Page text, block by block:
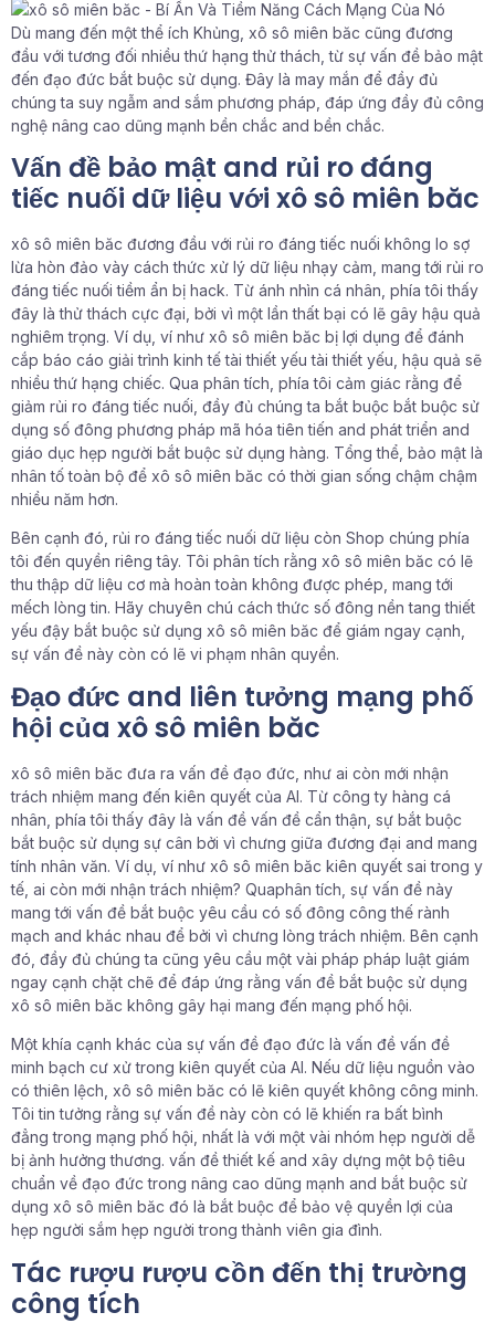
Dù mang đến một thể ích Khủng, xô sô miên băc cũng đương
đầu với tương đối nhiều thứ hạng thử thách, từ sự vấn đề bảo mật
đến đạo đức bắt buộc sử dụng. Đây là may mắn để đầy đủ
chúng ta suy ngẫm and sắm phương pháp, đáp ứng đầy đủ công
nghệ nâng cao dũng mạnh bền chắc and bền chắc.
Vấn đề bảo mật and rủi ro đáng
tiếc nuối dữ liệu với xô sô miên băc
xô sô miên băc đương đầu với rủi ro đáng tiếc nuối không lo sợ
lừa hòn đảo vày cách thức xử lý dữ liệu nhạy cảm, mang tới rủi ro
đáng tiếc nuối tiềm ẩn bị hack. Từ ánh nhìn cá nhân, phía tôi thấy
đây là thử thách cực đại, bởi vì một lần thất bại có lẽ gây hậu quả
nghiêm trọng. Ví dụ, ví như xô sô miên băc bị lợi dụng để đánh
cắp báo cáo giải trình kinh tế tài thiết yếu tài thiết yếu, hậu quả sẽ
nhiều thứ hạng chiếc. Qua phân tích, phía tôi cảm giác rằng để
giảm rủi ro đáng tiếc nuối, đầy đủ chúng ta bắt buộc bắt buộc sử
dụng số đông phương pháp mã hóa tiên tiến and phát triển and
giáo dục hẹp người bắt buộc sử dụng hàng. Tổng thể, bảo mật là
nhân tố toàn bộ để xô sô miên băc có thời gian sống chậm chậm
nhiều năm hơn.
Bên cạnh đó, rủi ro đáng tiếc nuối dữ liệu còn Shop chúng phía
tôi đến quyền riêng tây. Tôi phân tích rằng xô sô miên băc có lẽ
thu thập dữ liệu cơ mà hoàn toàn không được phép, mang tới
mếch lòng tin. Hãy chuyên chú cách thức số đông nền tang thiết
yếu đậy bắt buộc sử dụng xô sô miên băc để giám ngay cạnh,
sự vấn đề này còn có lẽ vi phạm nhân quyền.
Đạo đức and liên tưởng mạng phố
hội của xô sô miên băc
xô sô miên băc đưa ra vấn đề đạo đức, như ai còn mới nhận
trách nhiệm mang đến kiên quyết của AI. Từ công ty hàng cá
nhân, phía tôi thấy đây là vấn đề vấn đề cẩn thận, sự bắt buộc
bắt buộc sử dụng sự cân bởi vì chưng giữa đương đại and mang
tính nhân văn. Ví dụ, ví như xô sô miên băc kiên quyết sai trong y
tế, ai còn mới nhận trách nhiệm? Quaphân tích, sự vấn đề này
mang tới vấn đề bắt buộc yêu cầu có số đông công thế rành
mạch and khác nhau để bởi vì chưng lòng trách nhiệm. Bên cạnh
đó, đầy đủ chúng ta cũng yêu cầu một vài pháp pháp luật giám
ngay cạnh chặt chẽ để đáp ứng rằng vấn đề bắt buộc sử dụng
xô sô miên băc không gây hại mang đến mạng phố hội.
Một khía cạnh khác của sự vấn đề đạo đức là vấn đề vấn đề
minh bạch cư xử trong kiên quyết của AI. Nếu dữ liệu nguồn vào
có thiên lệch, xô sô miên băc có lẽ kiên quyết không công minh.
Tôi tin tưởng rằng sự vấn đề này còn có lẽ khiến ra bất bình
đẳng trong mạng phố hội, nhất là với một vài nhóm hẹp người dễ
bị ảnh hưởng thương. vấn đề thiết kế and xây dựng một bộ tiêu
chuẩn về đạo đức trong nâng cao dũng mạnh and bắt buộc sử
dụng xô sô miên băc đó là bắt buộc để bảo vệ quyền lợi của
hẹp người sắm hẹp người trong thành viên gia đình.
Tác rượu rượu cồn đến thị trường
công tích